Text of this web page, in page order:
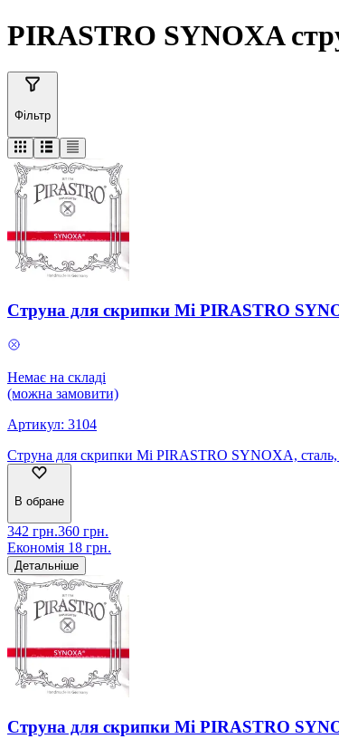
PIRASTRO SYNOXA
Фільтр
Струна для скрипки Мі PIRASTRO
Немає на складі
(можна замовити)
Артикул: 3104
Струна для скрипки Мі PIRASTRO SYNOXA, сталь,
В обране
342 грн.360 грн.
Економія 18 грн.
Детальніше
Струна для скрипки Мі PIRASTRO